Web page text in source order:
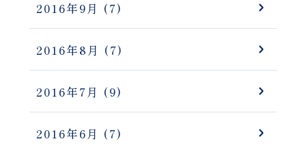
2016年9月 (7)
2016年8月 (7)
2016年7月 (9)
2016年6月 (7)